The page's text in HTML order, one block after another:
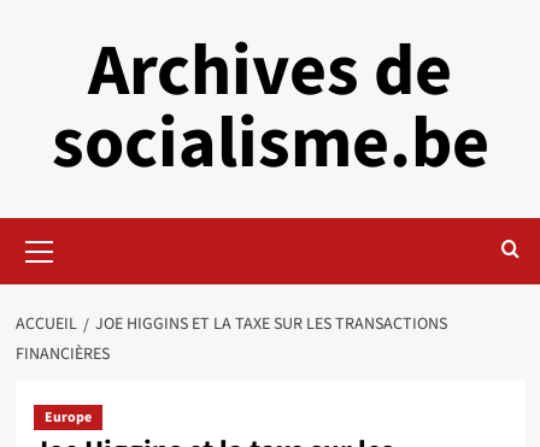
Archives de
socialisme.be
principal
ACCUEIL
JOE HIGGINS ET LA TAXE SUR LES TRANSACTIONS
FINANCIÈRES
Europe